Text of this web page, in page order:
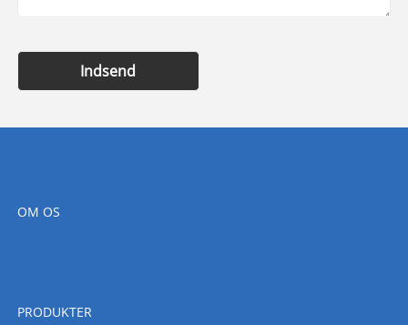
Indsend
OM OS
PRODUKTER